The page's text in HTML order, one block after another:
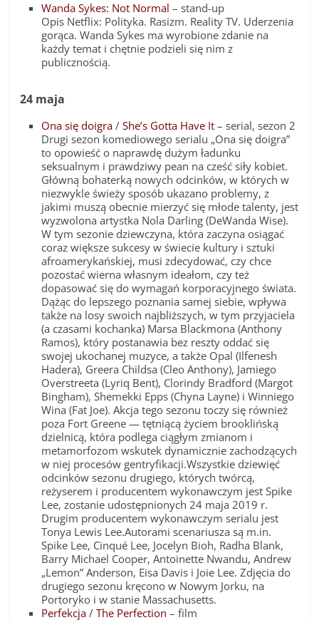
Wanda Sykes: Not Normal – stand-up
Opis Netflix: Polityka. Rasizm. Reality TV. Uderzenia
gorąca. Wanda Sykes ma wyrobione zdanie na
każdy temat i chętnie podzieli się nim z
publicznością.
24 maja
Ona się doigra /She’s Gotta Have It – serial, sezon 2
Drugi sezon komediowego serialu „Ona się doigra”
to opowieść o naprawdę dużym ładunku
seksualnym i prawdziwy pean na cześć siły kobiet.
Główną bohaterką nowych odcinków, w których w
niezwykle świeży sposób ukazano problemy, z
jakimi muszą obecnie mierzyć się młode talenty, jest
wyzwolona artystka Nola Darling (DeWanda Wise).
W tym sezonie dziewczyna, która zaczyna osiągać
coraz większe sukcesy w świecie kultury i sztuki
afroamerykańskiej, musi zdecydować, czy chce
pozostać wierna własnym ideałom, czy też
dopasować się do wymagań korporacyjnego świata.
Dążąc do lepszego poznania samej siebie, wpływa
także na losy swoich najbliższych, w tym przyjaciela
(a czasami kochanka) Marsa Blackmona (Anthony
Ramos), który postanawia bez reszty oddać się
swojej ukochanej muzyce, a także Opal (Ilfenesh
Hadera), Greera Childsa (Cleo Anthony), Jamiego
Overstreeta (Lyriq Bent), Clorindy Bradford (Margot
Bingham), Shemekki Epps (Chyna Layne) i Winniego
Wina (Fat Joe). Akcja tego sezonu toczy się również
poza Fort Greene — tętniącą życiem brooklińską
dzielnicą, która podlega ciągłym zmianom i
metamorfozom wskutek dynamicznie zachodzących
w niej procesów gentryfikacji.Wszystkie dziewięć
odcinków sezonu drugiego, których twórcą,
reżyserem i producentem wykonawczym jest Spike
Lee, zostanie udostępnionych 24 maja 2019 r.
Drugim producentem wykonawczym serialu jest
Tonya Lewis Lee.Autorami scenariusza są m.in.
Spike Lee, Cinqué Lee, Jocelyn Bioh, Radha Blank,
Barry Michael Cooper, Antoinette Nwandu, Andrew
„Lemon” Anderson, Eisa Davis i Joie Lee. Zdjęcia do
drugiego sezonu kręcono w Nowym Jorku, na
Portoryko i w stanie Massachusetts.
Perfekcja /The Perfection – film